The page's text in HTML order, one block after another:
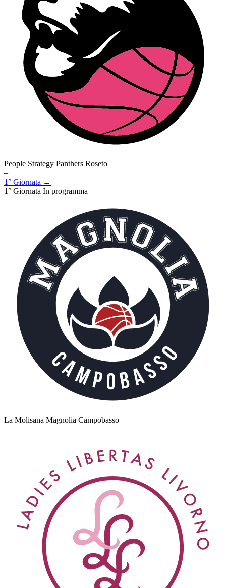
People Strategy Panthers Roseto
–
1° Giornata →
1° Giornata In programma
La Molisana Magnolia Campobasso